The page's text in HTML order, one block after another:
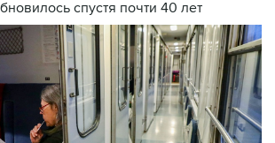
спустя почти 40 лет